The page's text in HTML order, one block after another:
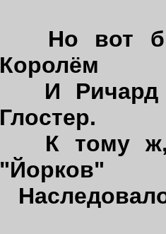
Но вот
Королём
И Ричард
Глостер.
К тому
"Йорков"